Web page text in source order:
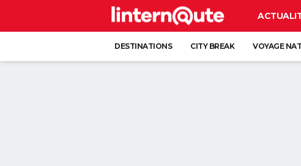
DESTINATIONS CITY BREAK VOYAGE